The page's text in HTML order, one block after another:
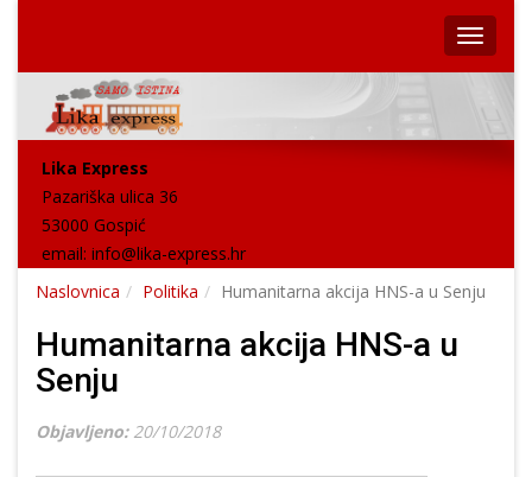
Lika Express
Pazariška ulica 36
53000 Gospić
email: info@lika-express.hr
Naslovnica
Politika Humanitarna akcija HNS-a u Senju
Humanitarna akcija HNS-a u
Senju
Objavljeno: 20/10/2018